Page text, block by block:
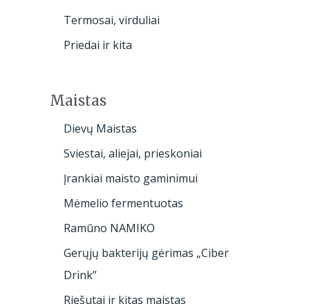
Termosai, virduliai
Priedai ir kita
Maistas
Dievų Maistas
Sviestai, aliejai, prieskoniai
Įrankiai maisto gaminimui
Mėmelio fermentuotas
Ramūno NAMIKO
Gerųjų bakterijų gėrimas „Ciber
Drink”
Riešutai ir kitas maistas